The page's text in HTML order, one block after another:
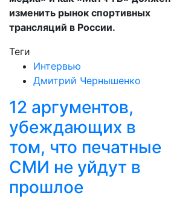
изменить рынок спортивных
трансляций в России.
Теги
Интервью
Дмитрий Чернышенко
12 аргументов,
убеждающих в
том, что печатные
СМИ не уйдут в
прошлое